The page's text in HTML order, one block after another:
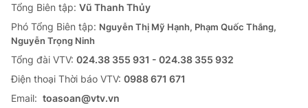
Tổng Biên tập: Vũ Thanh Thủy
Phó Tổng Biên tập: Nguyễn Thị Mỹ Hạnh, Phạm Quốc Thắng,
Nguyễn Trọng Ninh
Tổng đài VTV: 024.38 355 931 - 024.38 355 932
Ðiện thoại Thời báo VTV: 0988 671 671
Email: toasoan@vtv.vn